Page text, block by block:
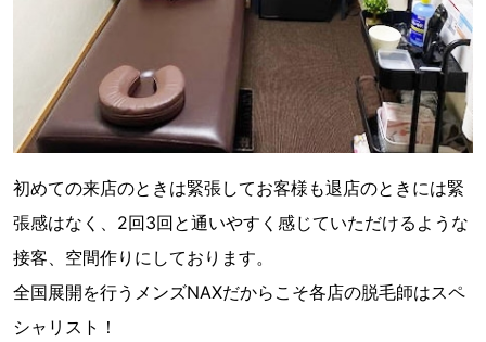
初めての来店のときは緊張してお客様も退店のときには緊
張感はなく、2回3回と通いやすく感じていただけるような
接客、空間作りにしております。
全国展開を行うメンズNAXだからこそ各店の脱毛師はスペ
シャリスト！